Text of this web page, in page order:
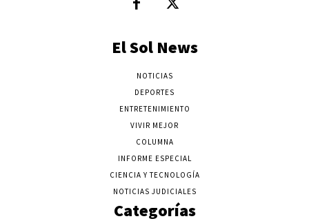
El Sol News
NOTICIAS
DEPORTES
ENTRETENIMIENTO
VIVIR MEJOR
COLUMNA
INFORME ESPECIAL
CIENCIA Y TECNOLOGÍA
NOTICIAS JUDICIALES
Categorías